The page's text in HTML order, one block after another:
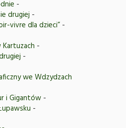
-
drugiej -
vivre dla dzieci” -
Kartuzach -
-
we Wdzydzach
i Gigantów -
-